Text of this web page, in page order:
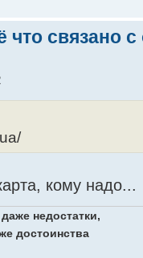
что связано
кому надо...
недостатки,
достоинства